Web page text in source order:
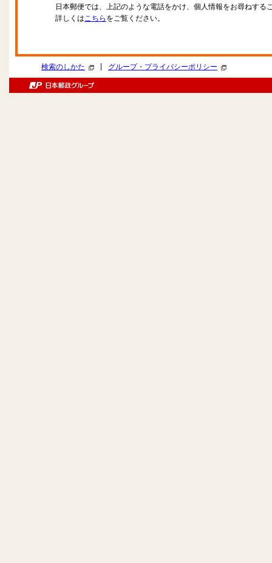
日本郵便では、上記のような電話をかけ、個人情報をお尋ねする
詳しくはこちら をご覧ください。
検索のしかた グループ・プライバシーポリシー